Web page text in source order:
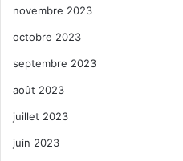
novembre 2023
octobre 2023
septembre 2023
août 2023
juillet 2023
juin 2023